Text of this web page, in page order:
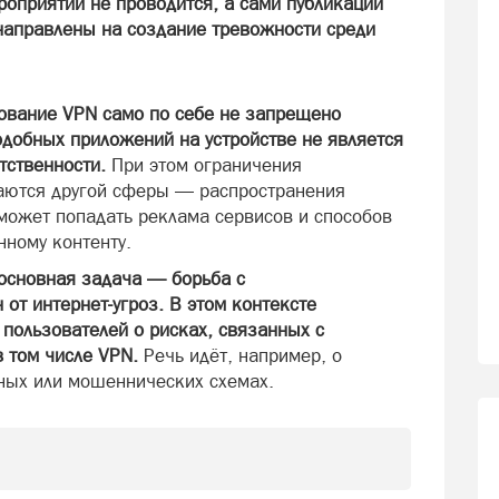
на создание тревожности среди
VPN само по себе не запрещено
приложений на устройстве не является
При этом ограничения
другой сферы — распространения
попадать реклама сервисов и способов
контенту.
задача — борьба с
интернет-угроз. В этом контексте
о рисках, связанных с
том числе VPN. Речь идёт, например, о
или мошеннических схемах.